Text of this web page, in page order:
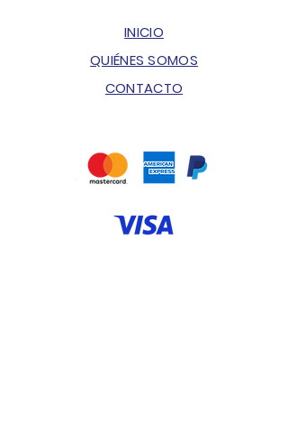
INICIO
QUIÉNES SOMOS
CONTACTO